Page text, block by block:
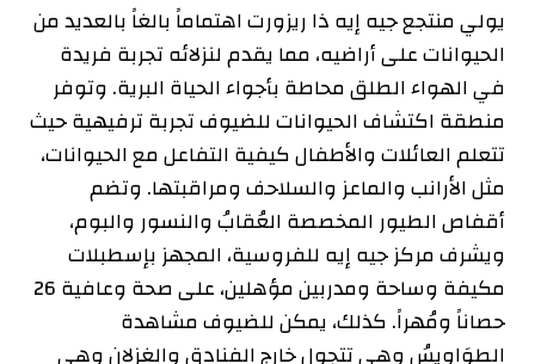
يولي منتجع جيه إيه ذا ريزورت اهتماماً بالغاً بالعديد من
الحيوانات على أراضيه، مما يقدم لنزلائه تجربة فريدة
في الهواء الطلق محاطة بأجواء الحياة البرية. وتوفر
منطقة اكتشاف الحيوانات للضيوف تجربة ترفيهية حيث
تتعلم العائلات والأطفال كيفية التفاعل مع الحيوانات،
مثل الأرانب والماعز والسلاحف ومراقبتها. وتضم
أقفاص الطيور المخصصة العُقابُ والنسور والبوم،
ويشرف مركز جيه إيه للفروسية، المجهز بإسطبلات
مكيفة وساحة ومدربين مؤهلين، على صحة وعافية 26
حصاناً ومُهراً. كذلك، يمكن للضيوف مشاهدة
الطوَاوِيسُ وهي تتجول خارج الفنادق والغزلان وهي